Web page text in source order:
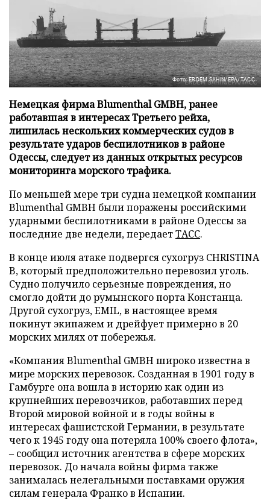
Фото: ERDEM SAHIN/EPA/ТАСС
Немецкая фирма Blumenthal GMBH, ранее
работавшая в интересах Третьего рейха,
лишилась нескольких коммерческих судов в
результате ударов беспилотников в районе
Одессы, следует из данных открытых ресурсов
мониторинга морского трафика.
По меньшей мере три судна немецкой компании
Blumenthal GMBH были поражены российскими
ударными беспилотниками в районе Одессы за
последние две недели, передаетТАСС.
В конце июля атаке подвергся сухогруз CHRISTINA
B, который предположительно перевозил уголь.
Судно получило серьезные повреждения, но
смогло дойти до румынского порта Констанца.
Другой сухогруз, EMIL, в настоящее время
покинут экипажем и дрейфует примерно в 20
морских милях от побережья.
«Компания Blumenthal GMBH широко известна в
мире морских перевозок. Созданная в 1901 году в
Гамбурге она вошла в историю как один из
крупнейших перевозчиков, работавших перед
Второй мировой войной и в годы войны в
интересах фашистской Германии, в результате
чего к 1945 году она потеряла 100% своего флота»,
– сообщил источник агентства в сфере морских
перевозок. До начала войны фирма также
занималась нелегальными поставками оружия
силам генерала Франко в Испании.